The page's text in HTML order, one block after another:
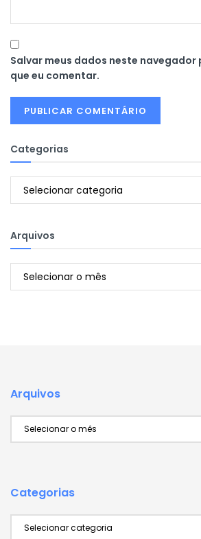
Salvar meus dados neste navegador
que eu comentar.
Categorias
Categorias
Arquivos
Arquivos
Arquivos
Arquivos
Categorias
Categorias